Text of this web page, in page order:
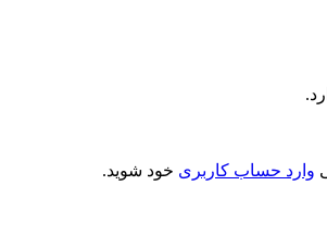
وارد حساب کاربری خود شوید.